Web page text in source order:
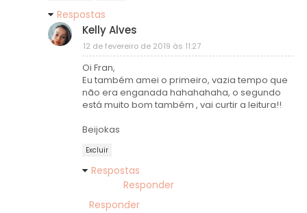
Respostas
Kelly Alves
12 de fevereiro de 2019 às 11:27
Oi Fran,
Eu também amei o primeiro, vazia tempo que
não era enganada hahahahaha, o segundo
está muito bom também , vai curtir a leitura!!
Beijokas
Excluir
Respostas
Responder
Responder